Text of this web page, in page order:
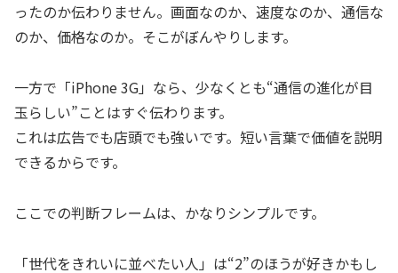
ったのか伝わりません。画面なのか、速度なのか、通信な
のか、価格なのか。そこがぼんやりします。
一方で「iPhone 3G」なら、少なくとも“通信の進化が目
玉らしい”ことはすぐ伝わります。
これは広告でも店頭でも強いです。短い言葉で価値を説明
できるからです。
ここでの判断フレームは、かなりシンプルです。
「世代をきれいに並べたい人」は“2”のほうが好きかもし